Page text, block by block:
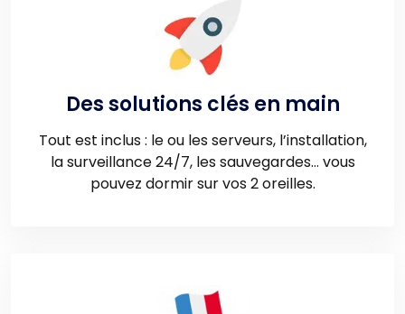
Des solutions clés en main
Tout est inclus : le ou les serveurs, l’installation,
la surveillance 24/7, les sauvegardes… vous
pouvez dormir sur vos 2 oreilles.